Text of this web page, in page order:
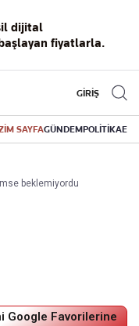
haber
Eski gazeteleri
indirme
canlı soru
cevap
GİRİŞ
SAYFAGÜNDEMPOLİTİKA
beklemiyordu
Google Favorilerine